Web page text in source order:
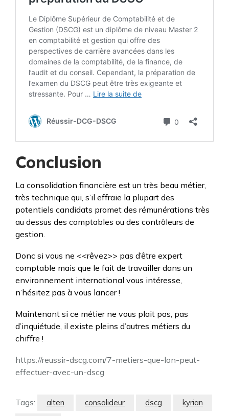
Conclusion
La consolidation financière est un très beau métier,
très technique qui, s’il effraie la plupart des
potentiels candidats promet des rémunérations très
au dessus des comptables ou des contrôleurs de
gestion.
Donc si vous ne <<rêvez>> pas d’être expert
comptable mais que le fait de travailler dans un
environnement international vous intéresse,
n’hésitez pas à vous lancer !
Maintenant si ce métier ne vous plait pas, pas
d’inquiétude, il existe pleins d’autres métiers du
chiffre !
https://reussir-dscg.com/7-metiers-que-lon-peut-
effectuer-avec-un-dscg
Tags: alten consolideur dscg
kyrian